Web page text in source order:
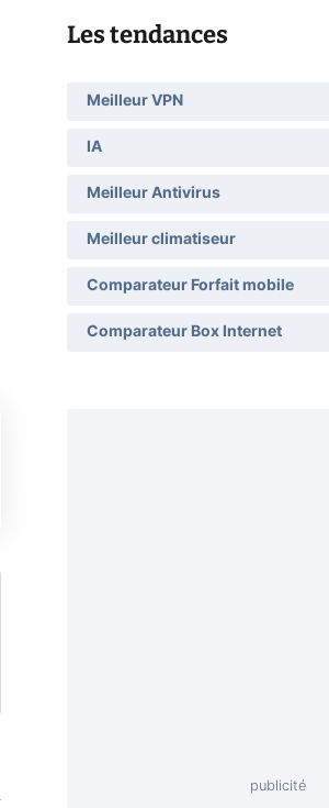
Les tendances
Meilleur VPN
IA
Meilleur Antivirus
Meilleur climatiseur
Comparateur Forfait mobile
Comparateur Box Internet